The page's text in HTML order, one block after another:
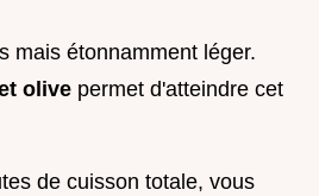
mais étonnamment léger.
olive permet d'atteindre cet
de cuisson totale, vous